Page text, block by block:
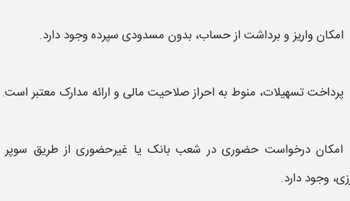
امکان واریز و برداشت از حساب، بدون مسدودی سپرده وجود دارد.
پرداختتسهیلات، منوط به احراز صلاحیت مالی و ارائه مدارک معتبر است.
امکان درخواست حضوری در شعب بانک یا غیرحضوری از طریق سوپر
وجود دارد.